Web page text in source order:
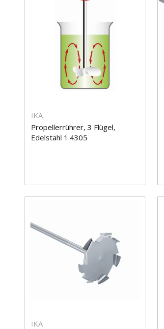
IKA
Propellerrührer, 3 Flügel,
Edelstahl 1.4305
IKA